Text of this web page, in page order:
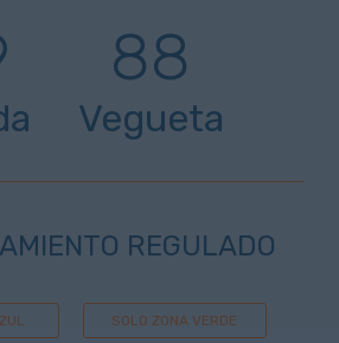
88
Vegueta
REGULADO
SOLO ZONA VERDE